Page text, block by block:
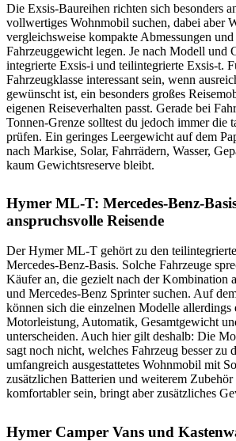
Die Exsis-Baureihen richten sich besonders
vollwertiges Wohnmobil suchen, dabei aber
vergleichsweise kompakte Abmessungen
Fahrzeuggewicht legen. Je nach Modell und
integrierte Exsis-i und teilintegrierte Exsis-t.
Fahrzeugklasse interessant sein, wenn
gewünscht ist, ein besonders großes
eigenen Reiseverhalten passt. Gerade bei
Tonnen-Grenze solltest du jedoch immer die
prüfen. Ein geringes Leergewicht auf dem
nach Markise, Solar, Fahrrädern, Wasser,
kaum Gewichtsreserve bleibt.
Hymer ML-T: Mercedes-Benz-
anspruchsvolle Reisende
Der Hymer ML-T gehört zu den
Mercedes-Benz-Basis. Solche Fahrzeuge
Käufer an, die gezielt nach der Kombination
und Mercedes-Benz Sprinter suchen. Auf
können sich die einzelnen Modelle
Motorleistung, Automatik, Gesamtgewicht
unterscheiden. Auch hier gilt deshalb: Die
sagt noch nicht, welches Fahrzeug besser zu
umfangreich ausgestattetes Wohnmobil mit
zusätzlichen Batterien und weiterem
komfortabler sein, bringt aber zusätzliches
Hymer Camper Vans und